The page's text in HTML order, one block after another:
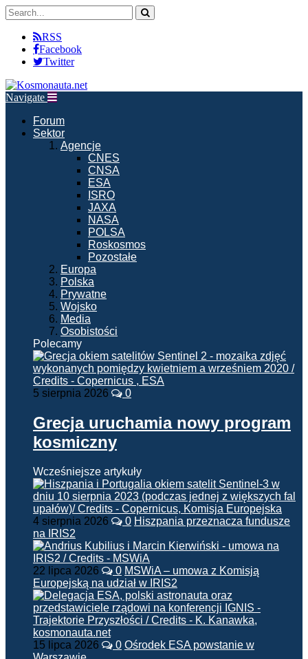
RSS
Facebook
Twitter
Navigate
Forum
Sektor
Agencje
CNES
CNSA
ESA
ISRO
JAXA
NASA
POLSA
Roskosmos
Pozostałe
Europa
Polska
Prywatne
Wojsko
Media
Osobistości
Polecamy
5 sierpnia 2026 0
Grecja uruchamia nowy program
kosmiczny
Wcześniejsze artykuły
4 sierpnia 2026 0 Hiszpania przeznacza fundusze
na IRIS2
22 lipca 2026 0 MSWiA – umowa z Komisją
Europejską na udział w IRIS2
15 lipca 2026 0 Ośrodek ESA powstanie w